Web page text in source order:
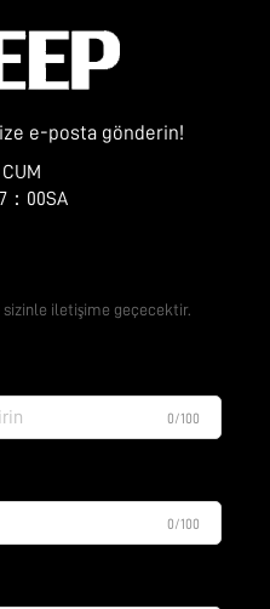
e-posta gönderin!
CUM
：00SA
sizinle iletişime geçecektir.
0/100
0/100